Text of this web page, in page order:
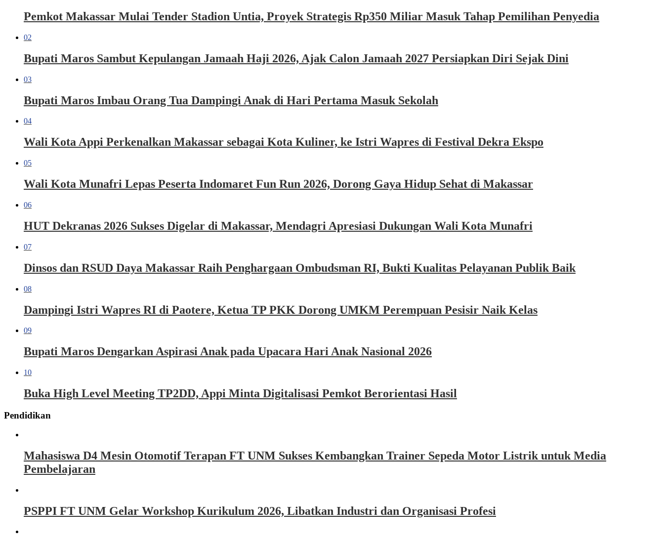
Pemkot Makassar Mulai Tender Stadion Untia, Proyek Strategis Rp350 Miliar Masuk Tahap Pemilihan Penyedia
02
Bupati Maros Sambut Kepulangan Jamaah Haji 2026, Ajak Calon Jamaah 2027 Persiapkan Diri Sejak Dini
03
Bupati Maros Imbau Orang Tua Dampingi Anak di Hari Pertama Masuk Sekolah
04
Wali Kota Appi Perkenalkan Makassar sebagai Kota Kuliner, ke Istri Wapres di Festival Dekra Ekspo
05
Wali Kota Munafri Lepas Peserta Indomaret Fun Run 2026, Dorong Gaya Hidup Sehat di Makassar
06
HUT Dekranas 2026 Sukses Digelar di Makassar, Mendagri Apresiasi Dukungan Wali Kota Munafri
07
Dinsos dan RSUD Daya Makassar Raih Penghargaan Ombudsman RI, Bukti Kualitas Pelayanan Publik Baik
08
Dampingi Istri Wapres RI di Paotere, Ketua TP PKK Dorong UMKM Perempuan Pesisir Naik Kelas
09
Bupati Maros Dengarkan Aspirasi Anak pada Upacara Hari Anak Nasional 2026
10
Buka High Level Meeting TP2DD, Appi Minta Digitalisasi Pemkot Berorientasi Hasil
Pendidikan
Mahasiswa D4 Mesin Otomotif Terapan FT UNM Sukses Kembangkan Trainer Sepeda Motor Listrik untuk Media
Pembelajaran
PSPPI FT UNM Gelar Workshop Kurikulum 2026, Libatkan Industri dan Organisasi Profesi